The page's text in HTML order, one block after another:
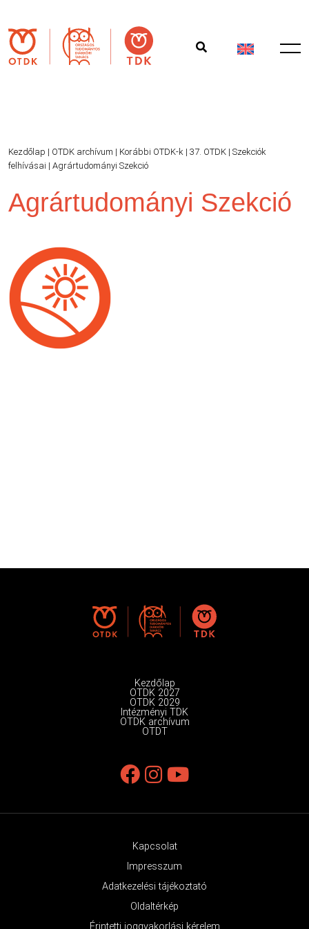
Kezdőlap | OTDK archívum | Korábbi OTDK-k | 37. OTDK | Szekciók
felhívásai | Agrártudományi Szekció
Agrártudományi Szekció
Kezdőlap
OTDK 2027
OTDK 2029
Intézményi TDK
OTDK archívum
OTDT
Kapcsolat
Impresszum
Adatkezelési tájékoztató
Oldaltérkép
Érintetti joggyakorlási kérelem